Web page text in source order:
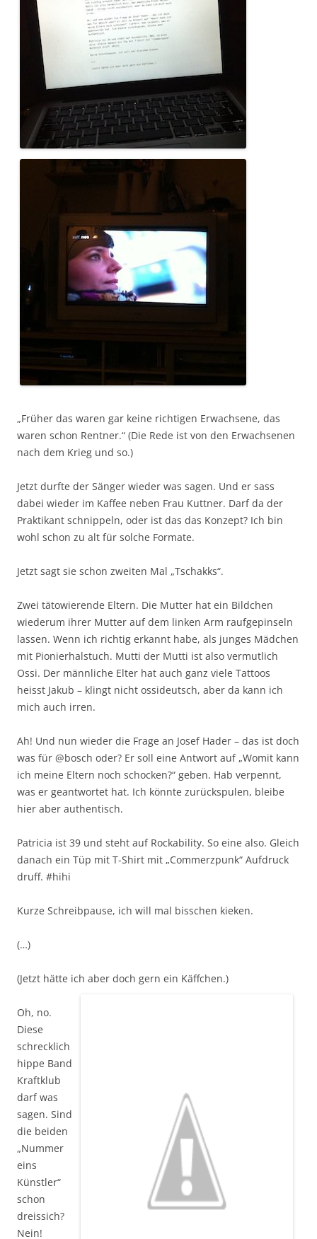
„Früher das waren gar keine richtigen Erwachsene, das
waren schon Rentner.“ (Die Rede ist von den Erwachsenen
nach dem Krieg und so.)
Jetzt durfte der Sänger wieder was sagen. Und er sass
dabei wieder im Kaffee neben Frau Kuttner. Darf da der
Praktikant schnippeln, oder ist das das Konzept? Ich bin
wohl schon zu alt für solche Formate.
Jetzt sagt sie schon zweiten Mal „Tschakks“.
Zwei tätowierende Eltern. Die Mutter hat ein Bildchen
wiederum ihrer Mutter auf dem linken Arm raufgepinseln
lassen. Wenn ich richtig erkannt habe, als junges Mädchen
mit Pionierhalstuch. Mutti der Mutti ist also vermutlich
Ossi. Der männliche Elter hat auch ganz viele Tattoos
heisst Jakub – klingt nicht ossideutsch, aber da kann ich
mich auch irren.
Ah! Und nun wieder die Frage an Josef Hader – das ist doch
was für @bosch oder? Er soll eine Antwort auf „Womit kann
ich meine Eltern noch schocken?“ geben. Hab verpennt,
was er geantwortet hat. Ich könnte zurückspulen, bleibe
hier aber authentisch.
Patricia ist 39 und steht auf Rockability. So eine also. Gleich
danach ein Tüp mit T-Shirt mit „Commerzpunk“ Aufdruck
druff. #hihi
Kurze Schreibpause, ich will mal bisschen kieken.
(…)
(Jetzt hätte ich aber doch gern ein Käffchen.)
Oh, no.
Diese
schrecklich
hippe Band
Kraftklub
darf was
sagen. Sind
die beiden
„Nummer
eins
Künstler“
schon
dreissich?
Nein!